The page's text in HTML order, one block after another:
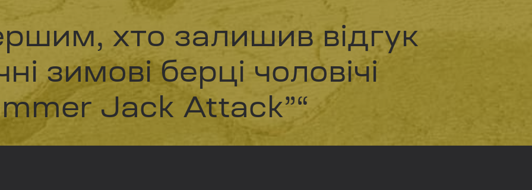
хто залишив відгук
зимові берці чоловічі
Jack Attack”“